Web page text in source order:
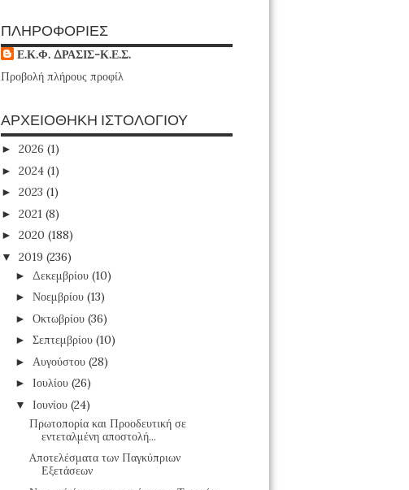
ΠΛΗΡΟΦΟΡΙΕΣ
Ε.Κ.Φ. ΔΡΑΣΙΣ-Κ.Ε.Σ.
Προβολή πλήρους προφίλ
ΑΡΧΕΙΟΘΗΚΗ ΙΣΤΟΛΟΓΙΟΥ
► 2026 (1)
► 2024 (1)
► 2023 (1)
► 2021 (8)
► 2020 (188)
▼ 2019 (236)
► Δεκεμβρίου (10)
► Νοεμβρίου (13)
► Οκτωβρίου (36)
► Σεπτεμβρίου (10)
► Αυγούστου (28)
► Ιουλίου (26)
▼ Ιουνίου (24)
Πρωτοπορία και Προοδευτική σε
εντεταλμένη αποστολή...
Aποτελέσματα των Παγκύπριων
Εξετάσεων